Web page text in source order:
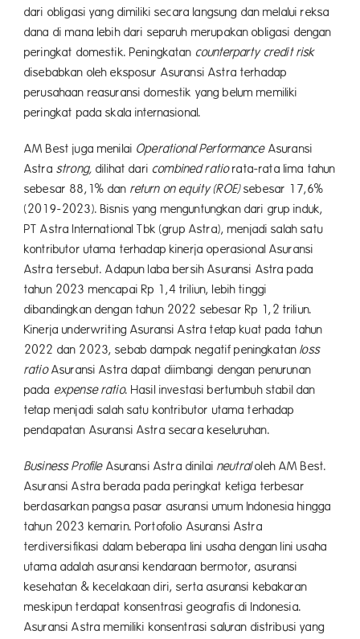
dari obligasi yang dimiliki secara langsung dan melalui reksa
dana di mana lebih dari separuh merupakan obligasi dengan
peringkat domestik. Peningkatan counterparty credit risk
disebabkan oleh eksposur Asuransi Astra terhadap
perusahaan reasuransi domestik yang belum memiliki
peringkat pada skala internasional.
AM Best juga menilai Operational PerformanceAsuransi
Astra strong, dilihat dari combined ratiorata-rata lima tahun
sebesar 88,1% dan return on equity (ROE)sebesar 17,6%
(2019-2023). Bisnis yang menguntungkan dari grup induk,
PT Astra International Tbk (grup Astra), menjadi salah satu
kontributor utama terhadap kinerja operasional Asuransi
Astra tersebut. Adapun laba bersih Asuransi Astra pada
tahun 2023 mencapai Rp 1,4 triliun, lebih tinggi
dibandingkan dengan tahun 2022 sebesar Rp 1,2 triliun.
Kinerja underwriting Asuransi Astra tetap kuat pada tahun
2022 dan 2023, sebab dampak negatif peningkatanloss
ratioAsuransi Astra dapat diimbangi dengan penurunan
pada expense ratio. Hasil investasi bertumbuh stabil dan
tetap menjadi salah satu kontributor utama terhadap
pendapatan Asuransi Astra secara keseluruhan.
Business ProfileAsuransi Astra dinilaineutraloleh AM Best.
Asuransi Astra berada pada peringkat ketiga terbesar
berdasarkan pangsa pasar asuransi umum Indonesia hingga
tahun 2023 kemarin. Portofolio Asuransi Astra
terdiversifikasi dalam beberapa lini usaha dengan lini usaha
utama adalah asuransi kendaraan bermotor, asuransi
kesehatan & kecelakaan diri, serta asuransi kebakaran
meskipun terdapat konsentrasi geografis di Indonesia.
Asuransi Astra memiliki konsentrasi saluran distribusi yang